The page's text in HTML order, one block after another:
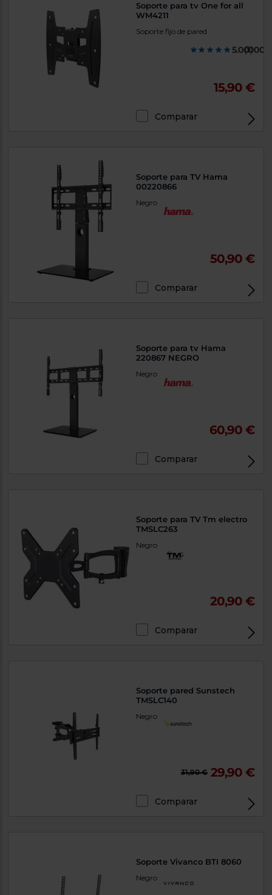
Soporte para tv One for all
WM4211
Soporte fijo de pared
(1)
15,90 €
Comparar
Soporte para TV Hama
00220866
Negro
50,90 €
Comparar
Soporte para tv Hama
220867 NEGRO
Negro
60,90 €
Comparar
Soporte para TV Tm electro
TMSLC263
Negro
20,90 €
Comparar
Soporte pared Sunstech
TMSLC140
Negro
31,90 € 29,90 €
Comparar
Soporte Vivanco BTI 8060
Negro